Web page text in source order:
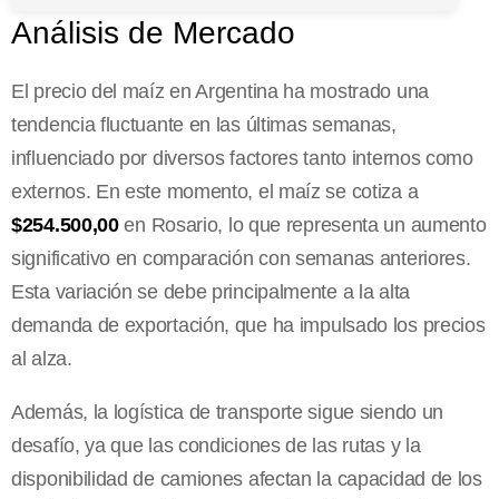
Análisis de Mercado
El precio del maíz en Argentina ha mostrado una
tendencia fluctuante en las últimas semanas,
influenciado por diversos factores tanto internos como
externos. En este momento, el maíz se cotiza a
$254.500,00en Rosario, lo que representa un aumento
significativo en comparación con semanas anteriores.
Esta variación se debe principalmente a la alta
demanda de exportación, que ha impulsado los precios
al alza.
Además, la logística de transporte sigue siendo un
desafío, ya que las condiciones de las rutas y la
disponibilidad de camiones afectan la capacidad de los